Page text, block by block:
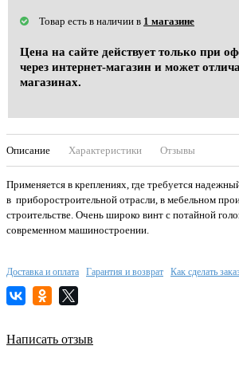
Товар есть в наличии в 1 магазине
Цена на сайте действует только при
через интернет-магазин и может
магазинах.
Описание Характеристики Отзывы
Применяется в креплениях, где требуется
в приборостроительной отрасли, в мебельном
строительстве. Очень широко винт с потайной
современном машиностроении.
Доставка и оплата Гарантия и возврат Как сделать
Написать отзыв